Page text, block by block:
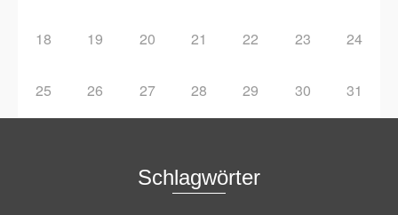
18 19 20 21 22 23 24
25 26 27 28 29 30 31
Schlagwörter